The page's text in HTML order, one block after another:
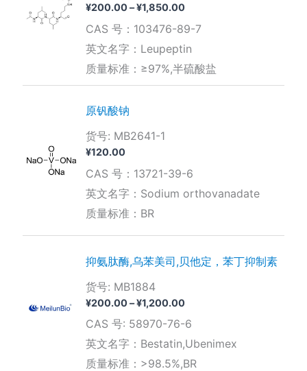
¥200.00–¥1,850.00价
范
围：
¥200.00
至
CAS 号：103476-89-7
英文名字：Leupeptin
质量标准：≥97%,半硫酸盐
原钒酸钠
货号: MB2641-1
¥120.00
CAS 号：13721-39-6
英文名字：Sodium orthovanadate
质量标准：BR
抑氨肽酶,乌苯美司,贝他定，苯丁抑制素
货号: MB1884
¥200.00–¥1,200.00价
范
围：
¥200.00
至
CAS 号: 58970-76-6
英文名字：Bestatin,Ubenimex
质量标准：>98.5%,BR